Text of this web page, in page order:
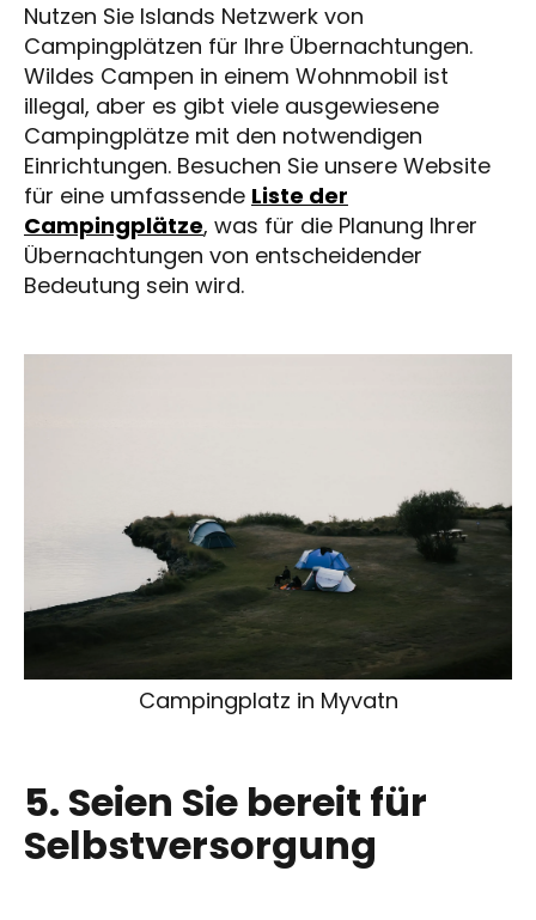
Nutzen Sie Islands Netzwerk von
Campingplätzen für Ihre Übernachtungen.
Wildes Campen in einem Wohnmobil ist
illegal, aber es gibt viele ausgewiesene
Campingplätze mit den notwendigen
Einrichtungen. Besuchen Sie unsere Website
für eine umfassende Liste der
Campingplätze, was für die Planung Ihrer
Übernachtungen von entscheidender
Bedeutung sein wird.
Campingplatz in Myvatn
5. Seien Sie bereit für
Selbstversorgung